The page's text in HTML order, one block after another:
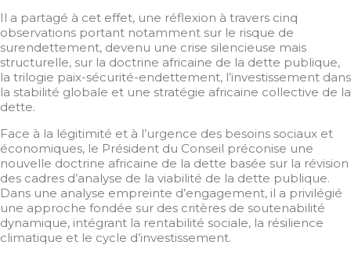
Il a partagé à cet effet, une réflexion à travers cinq
observations portant notamment sur le risque de
surendettement, devenu une crise silencieuse mais
structurelle, sur la doctrine africaine de la dette publique,
la trilogie paix-sécurité-endettement, l’investissement dans
la stabilité globale et une stratégie africaine collective de la
dette.
Face à la légitimité et à l’urgence des besoins sociaux et
économiques, le Président du Conseil préconise une
nouvelle doctrine africaine de la dette basée sur la révision
des cadres d’analyse de la viabilité de la dette publique.
Dans une analyse empreinte d’engagement, il a privilégié
une approche fondée sur des critères de soutenabilité
dynamique, intégrant la rentabilité sociale, la résilience
climatique et le cycle d’investissement.